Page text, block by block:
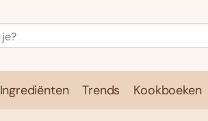
Ingrediënten Trends Kookboeken